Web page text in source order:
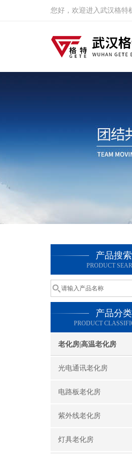
您好，欢迎进入武汉格特
产品搜索
PRODUCT
产品分类
PRODUCT
老化房|高温老化房
光电通讯老化房
电路板老化房
紫外线老化房
灯具老化房